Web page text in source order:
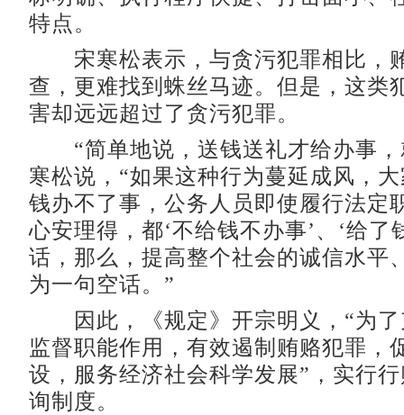
特点。
宋寒松表示，与贪污犯罪相比，
查，更难找到蛛丝马迹。但是，这类
害却远远超过了贪污犯罪。
“简单地说，送钱送礼才给办事，
寒松说，“如果这种行为蔓延成风，
钱办不了事，公务人员即使履行法定
心安理得，都‘不给钱不办事’、‘给了
话，那么，提高整个社会的诚信水平
为一句空话。”
因此，《规定》开宗明义，“为了
监督职能作用，有效遏制贿赂犯罪，
设，服务经济社会科学发展”，实行
询制度。